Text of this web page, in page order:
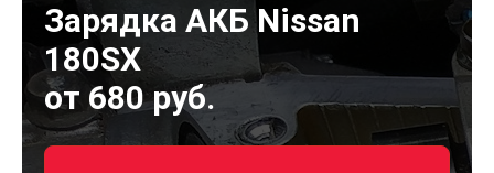
Зарядка АКБ Nissan
180SX
от 680 руб.